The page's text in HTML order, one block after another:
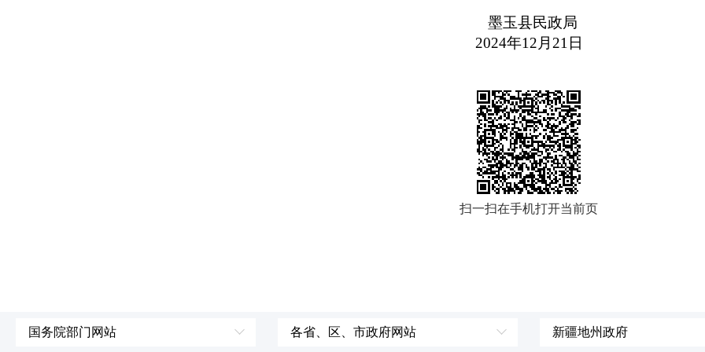
墨玉县民政局
2024年12月21日
扫一扫在手机打开当前页
国务院部门网站 各省、区、市政府网站 新疆地州政府